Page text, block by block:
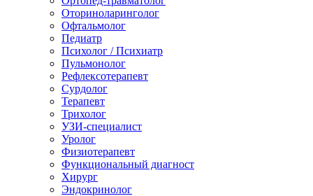
Оториноларинголог
Офтальмолог
Педиатр
Психолог / Психиатр
Пульмонолог
Рефлексотерапевт
Сурдолог
Терапевт
Трихолог
УЗИ-специалист
Уролог
Физиотерапевт
Функциональный диагност
Хирург
Эндокринолог